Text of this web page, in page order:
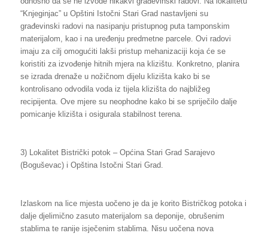
“Knjeginjac” u Opštini Istočni Stari Grad nastavljeni su
građevinski radovi na nasipanju pristupnog puta tamponskim
materijalom, kao i na uređenju predmetne parcele. Ovi radovi
imaju za cilj omogućiti lakši pristup mehanizaciji koja će se
koristiti za izvođenje hitnih mjera na klizištu. Konkretno, planira
se izrada drenaže u nožičnom dijelu klizišta kako bi se
kontrolisano odvodila voda iz tijela klizišta do najbližeg
recipijenta. Ove mjere su neophodne kako bi se spriječilo dalje
pomicanje klizišta i osigurala stabilnost terena.
3) Lokalitet Bistrički potok – Općina Stari Grad Sarajevo
(Boguševac) i Opština Istočni Stari Grad.
Izlaskom na lice mjesta uočeno je da je korito Bistričkog potoka i
dalje djelimično zasuto materijalom sa deponije, obrušenim
stablima te ranije isječenim stablima. Nisu uočena nova